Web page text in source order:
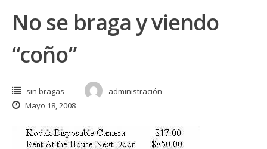
No se braga y viendo
“coño”
sin bragas
administración
Mayo 18, 2008